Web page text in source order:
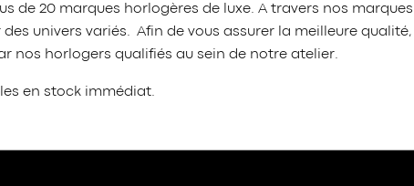
de 20 marques horlogères de luxe. A travers nos
univers variés. Afin de vous assurer la meilleure
nos horlogers qualifiés au sein de notre atelier.
en stock immédiat.